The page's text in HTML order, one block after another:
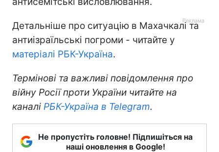
Детальніше про ситуацію в Махачкалі та
антиізраїльські погроми - читайте у
матеріалі РБК-Україна.
Термінові та важливі повідомлення про
війну Росії проти України читайте на
каналі РБК-Україна в Telegram.
Не пропустіть головне! Підпишіться на
наші оновлення в Google!